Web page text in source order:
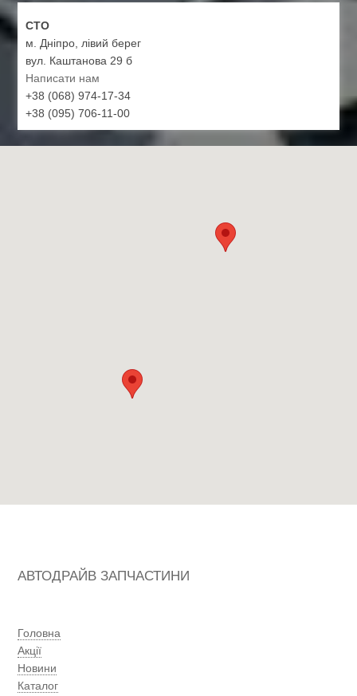
СТО
м. Дніпро, лівий берег
вул. Каштанова 29 б
Написати нам
+38 (068) 974-17-34
+38 (095) 706-11-00
АВТОДРАЙВ ЗАПЧАСТИНИ
Головна
Акції
Новини
Каталог